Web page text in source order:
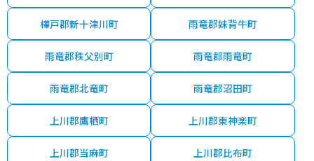
樺戸郡新十津川町 雨竜郡妹背牛町
雨竜郡秩父別町 雨竜郡雨竜町
雨竜郡北竜町 雨竜郡沼田町
上川郡鷹栖町 上川郡東神楽町
上川郡当麻町 上川郡比布町